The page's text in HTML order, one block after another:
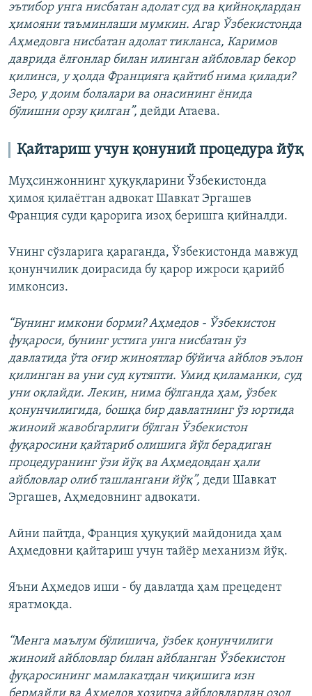
эътибор унга нисбатан адолат суд ва қийноқлардан
ҳимояни таъминлаши мумкин. Агар Ўзбекистонда
Аҳмедовга нисбатан адолат тикланса, Каримов
даврида ёлғонлар билан илинган айбловлар бекор
қилинса, у ҳолда Францияга қайтиб нима қилади?
Зеро, у доим болалари ва онасининг ёнида
бўлишни орзу қилган”, дейди Атаева.
Қайтариш учун қонуний процедура йўқ
Муҳсинжоннинг ҳуқуқларини Ўзбекистонда
ҳимоя қилаётган адвокат Шавкат Эргашев
Франция суди қарорига изоҳ беришга қийналди.
Унинг сўзларига қараганда, Ўзбекистонда мавжуд
қонунчилик доирасида бу қарор ижроси қарийб
имконсиз.
“Бунинг имкони борми? Аҳмедов - Ўзбекистон
фуқароси, бунинг устига унга нисбатан ўз
давлатида ўта оғир жиноятлар бўйича айблов эълон
қилинган ва уни суд кутяпти. Умид қиламанки, суд
уни оқлайди. Лекин, нима бўлганда ҳам, ўзбек
қонунчилигида, бошқа бир давлатнинг ўз юртида
жиноий жавобгарлиги бўлган Ўзбекистон
фуқаросини қайтариб олишига йўл берадиган
процедуранинг ўзи йўқ ва Аҳмедовдан ҳали
айбловлар олиб ташлангани йўқ”, деди Шавкат
Эргашев, Аҳмедовнинг адвокати.
Айни пайтда, Франция ҳуқуқий майдонида ҳам
Аҳмедовни қайтариш учун тайёр механизм йўқ.
Яъни Аҳмедов иши - бу давлатда ҳам прецедент
яратмоқда.
“Менга маълум бўлишича, ўзбек қонунчилиги
жиноий айбловлар билан айбланган Ўзбекистон
фуқаросининг мамлакатдан чиқишига изн